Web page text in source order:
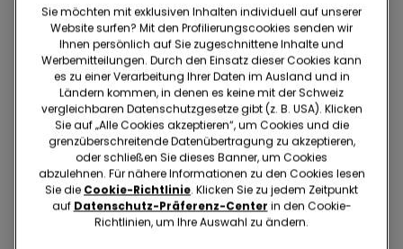
2 Farben
Body mit leicht wattiertem
BH Essential aus Tüll
38.95 CHF
2 Farben
Body mit leicht wattiertem
BH Essential aus Tüll
38.95 CHF
Sie möchten mit exklusiven Inhalten individuell auf unserer
Website surfen? Mit den Profilierungscookies senden wir
Ihnen persönlich auf Sie zugeschnittene Inhalte und
Werbemitteilungen. Durch den Einsatz dieser Cookies kann
es zu einer Verarbeitung Ihrer Daten im Ausland und in
Ländern kommen, in denen es keine mit der Schweiz
vergleichbaren Datenschutzgesetze gibt (z. B. USA). Klicken
Sie auf „Alle Cookies akzeptieren“, um Cookies und die
grenzüberschreitende Datenübertragung zu akzeptieren,
oder schließen Sie dieses Banner, um Cookies
abzulehnen. Für nähere Informationen zu den Cookies lesen
Sie die Cookie-Richtlinie. Klicken Sie zu jedem Zeitpunkt
auf Datenschutz-Präferenz-Center in den Cookie-
Richtlinien, um Ihre Auswahl zu ändern.